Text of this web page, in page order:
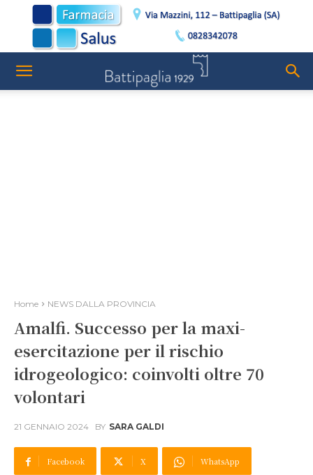
Home NEWS DALLA PROVINCIA
Amalfi. Successo per la maxi-
esercitazione per il rischio
idrogeologico: coinvolti oltre 70
volontari
21 GENNAIO 2024 BY SARA GALDI
Facebook X WhatsApp